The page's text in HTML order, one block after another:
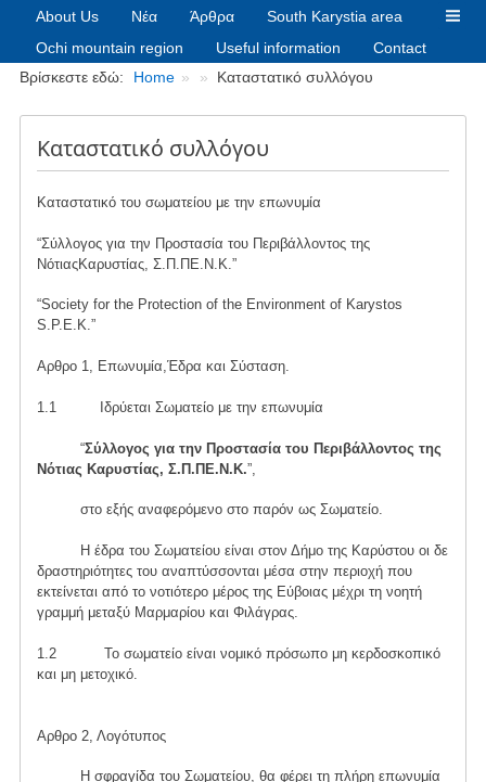
About Us Νέα Άρθρα
South Karystia area
Ochi mountain region
Useful information Contact
Breadcrumbs
Βρίσκεστε εδώ: Home Καταστατικό συλλόγου
Καταστατικό συλλόγου
Καταστατικό του σωματείου με την επωνυμία
“Σύλλογος για την Προστασία του Περιβάλλοντος της
ΝότιαςΚαρυστίας, Σ.Π.ΠΕ.Ν.Κ.”
“Society for the Protection of the Environment of Karystos
S.P.E.K.”
Αρθρο 1, Επωνυμία,Έδρα και Σύσταση.
1.1 Ιδρύεται Σωματείο με την επωνυμία
“Σύλλογος για την Προστασία του Περιβάλλοντος της
Νότιας Καρυστίας, Σ.Π.ΠΕ.Ν.Κ.”,
στο εξής αναφερόμενο στο παρόν ως Σωματείο.
Η έδρα του Σωματείου είναι στον Δήμο της Καρύστου οι δε
δραστηριότητες του αναπτύσσονται μέσα στην περιοχή που
εκτείνεται από το νοτιότερο μέρος της Εύβοιας μέχρι τη νοητή
γραμμή μεταξύ Μαρμαρίου και Φιλάγρας.
1.2 Το σωματείο είναι νομικό πρόσωπο μη κερδοσκοπικό
και μη μετοχικό.
Αρθρο 2, Λογότυπος
Η σφραγίδα του Σωματείου, θα φέρει τη πλήρη επωνυμία